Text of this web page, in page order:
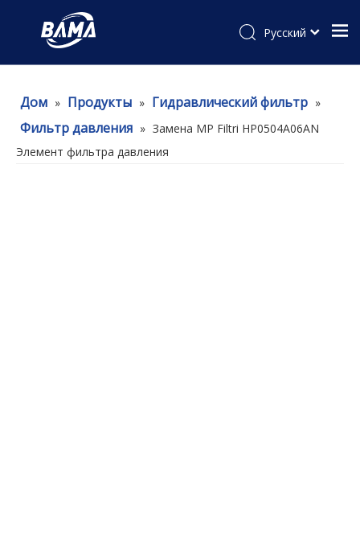
Pусский
Дом » Продукты » Гидравлический фильтр »
Фильтр давления » Замена MP Filtri HP0504A06AN
Элемент фильтра давления